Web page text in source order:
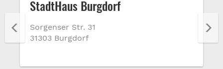
StadtHaus Burgdorf
Sorgenser Str. 31
31303 Burgdorf